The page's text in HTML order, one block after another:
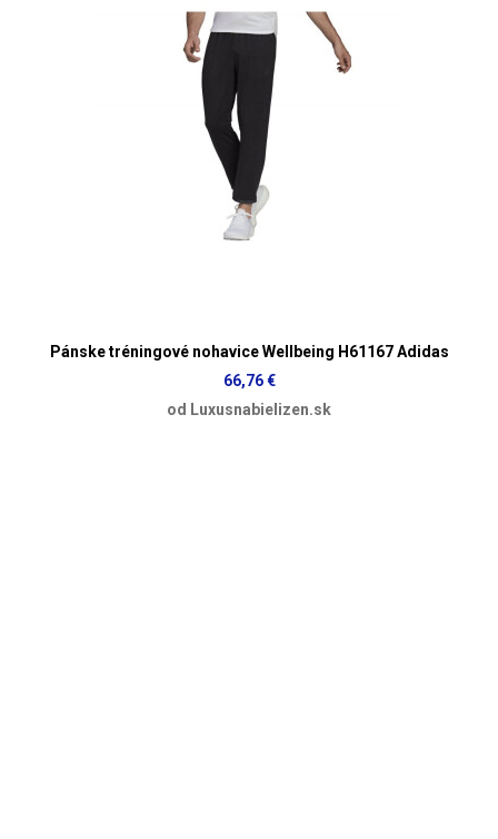
Pánske tréningové nohavice Wellbeing H61167 Adidas
66,76 €
od Luxusnabielizen.sk